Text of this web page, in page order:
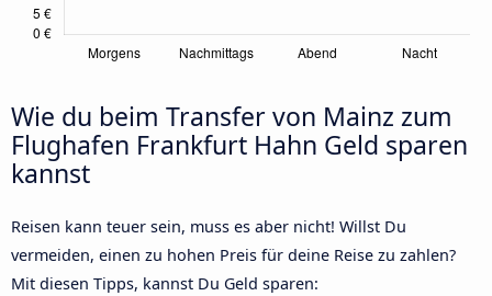
Wie du beim Transfer von Mainz zum
Flughafen Frankfurt Hahn Geld sparen
kannst
Reisen kann teuer sein, muss es aber nicht! Willst Du
vermeiden, einen zu hohen Preis für deine Reise zu zahlen?
Mit diesen Tipps, kannst Du Geld sparen: